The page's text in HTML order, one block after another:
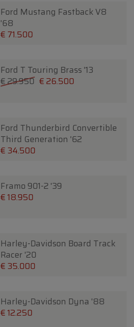
Ford Mustang Fastback V8
'68
€ 71.500
Ford T Touring Brass '13
€ 29.950 € 26.500
Ford Thunderbird Convertible
Third Generation '62
€ 34.500
Framo 901-2 '39
€ 18.950
Harley-Davidson Board Track
Racer '20
€ 35.000
Harley-Davidson Dyna '88
€ 12.250